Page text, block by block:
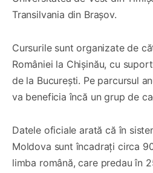
Transilvania din Brașov.
Cursurile sunt organizate de
României la Chișinău, cu
de la București. Pe parcursul
va beneficia încă un grup de
Datele oficiale arată că în
Moldova sunt încadrați circa
limba română, care predau în